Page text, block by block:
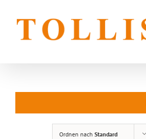
springen
Ordnen nach Standard